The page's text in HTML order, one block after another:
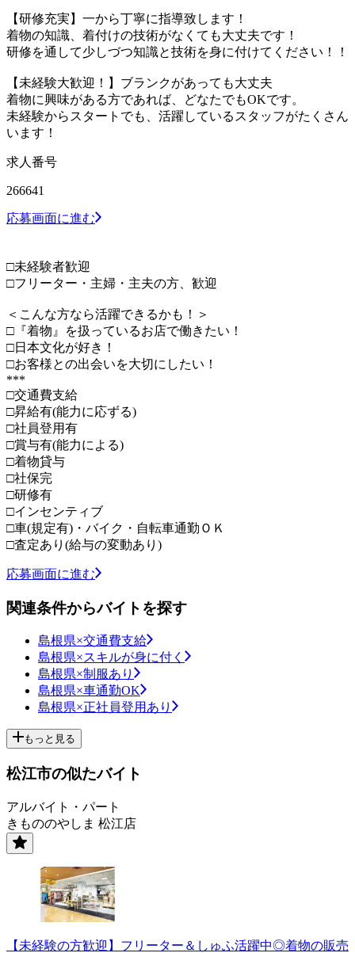
【研修充実】一から丁寧に指導致します！
着物の知識、着付けの技術がなくても大丈夫です！
研修を通して少しづつ知識と技術を身に付けてください！！
【未経験大歓迎！】ブランクがあっても大丈夫
着物に興味がある方であれば、どなたでもOKです。
未経験からスタートでも、活躍しているスタッフがたくさん
います！
求人番号
266641
応募画面に進む
□未経験者歓迎
□フリーター・主婦・主夫の方、歓迎
＜こんな方なら活躍できるかも！＞
□『着物』を扱っているお店で働きたい！
□日本文化が好き！
□お客様との出会いを大切にしたい！
***
□交通費支給
□昇給有(能力に応ずる)
□社員登用有
□賞与有(能力による)
□着物貸与
□社保完
□研修有
□インセンティブ
□車(規定有)・バイク・自転車通勤ＯＫ
□査定あり(給与の変動あり)
応募画面に進む
関連条件からバイトを探す
島根県×交通費支給
島根県×スキルが身に付く
島根県×制服あり
島根県×車通勤OK
島根県×正社員登用あり
もっと見る
松江市の似たバイト
アルバイト・パート
きもののやしま 松江店
【未経験の方歓迎】フリーター＆しゅふ活躍中◎着物の販売